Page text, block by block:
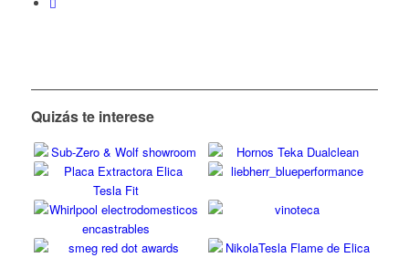
Quizás te interese